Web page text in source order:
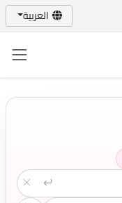
العربية